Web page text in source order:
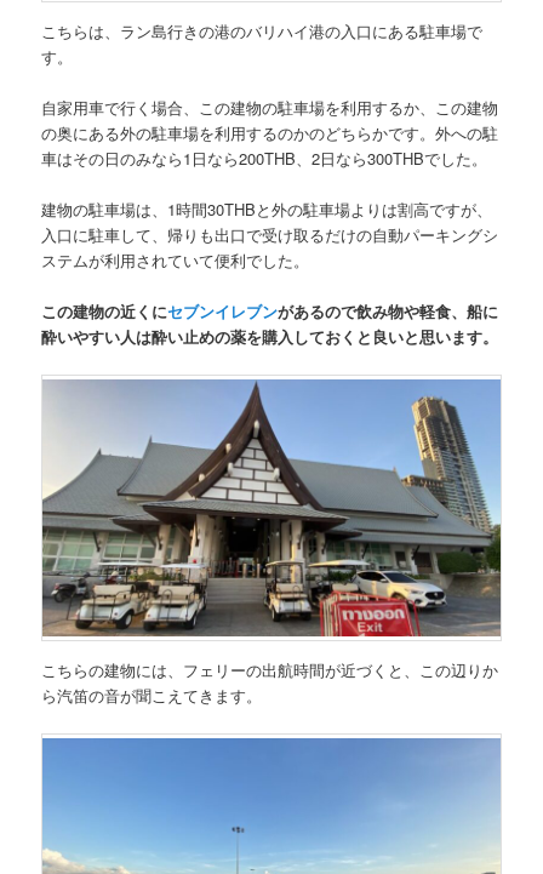
こちらは、ラン島行きの港のバリハイ港の入口にある駐車場で
す。
自家用車で行く場合、この建物の駐車場を利用するか、この建物
の奥にある外の駐車場を利用するのかのどちらかです。外への駐
車はその日のみなら1日なら200THB、2日なら300THBでした。
建物の駐車場は、1時間30THBと外の駐車場よりは割高ですが、
入口に駐車して、帰りも出口で受け取るだけの自動パーキングシ
ステムが利用されていて便利でした。
この建物の近くにセブンイレブンがあるので飲み物や軽食、船に
酔いやすい人は酔い止めの薬を購入しておくと良いと思います。
こちらの建物には、フェリーの出航時間が近づくと、この辺りか
ら汽笛の音が聞こえてきます。